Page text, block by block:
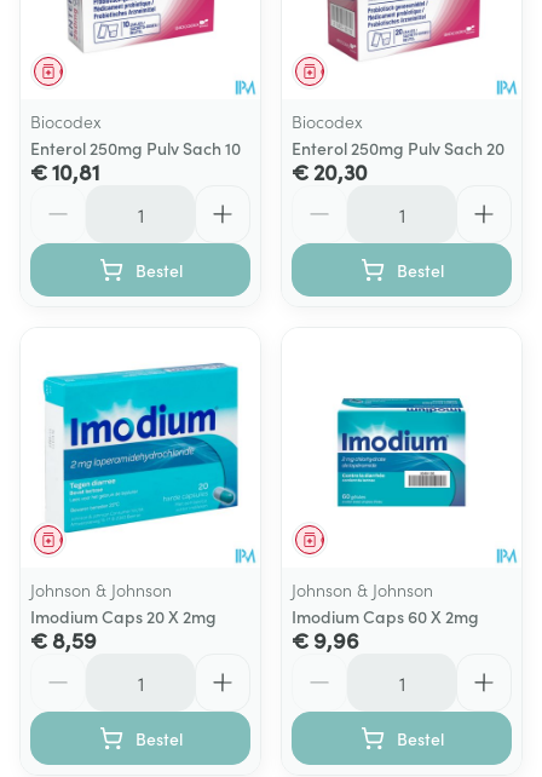
Geneesmiddel
Biocodex
Enterol 250mg Pulv Sach 10
€ 10,81
Bestel
Geneesmiddel
Biocodex
Enterol 250mg Pulv Sach 20
€ 20,30
Bestel
Geneesmiddel
Johnson & Johnson
Imodium Caps 20 X 2mg
€ 8,59
Bestel
Geneesmiddel
Johnson & Johnson
Imodium Caps 60 X 2mg
€ 9,96
Bestel